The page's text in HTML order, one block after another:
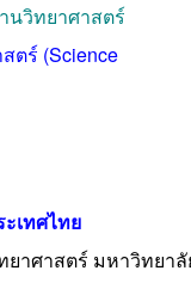
นวิทยาศาสตร์
ตร์ (Science
เทศไทย
าศาสตร์ มหาวิทยา